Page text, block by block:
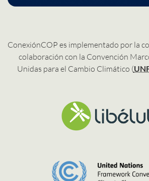
ConexiónCOP es implementado por la
colaboración con la Convención
Unidas para el Cambio Climático (